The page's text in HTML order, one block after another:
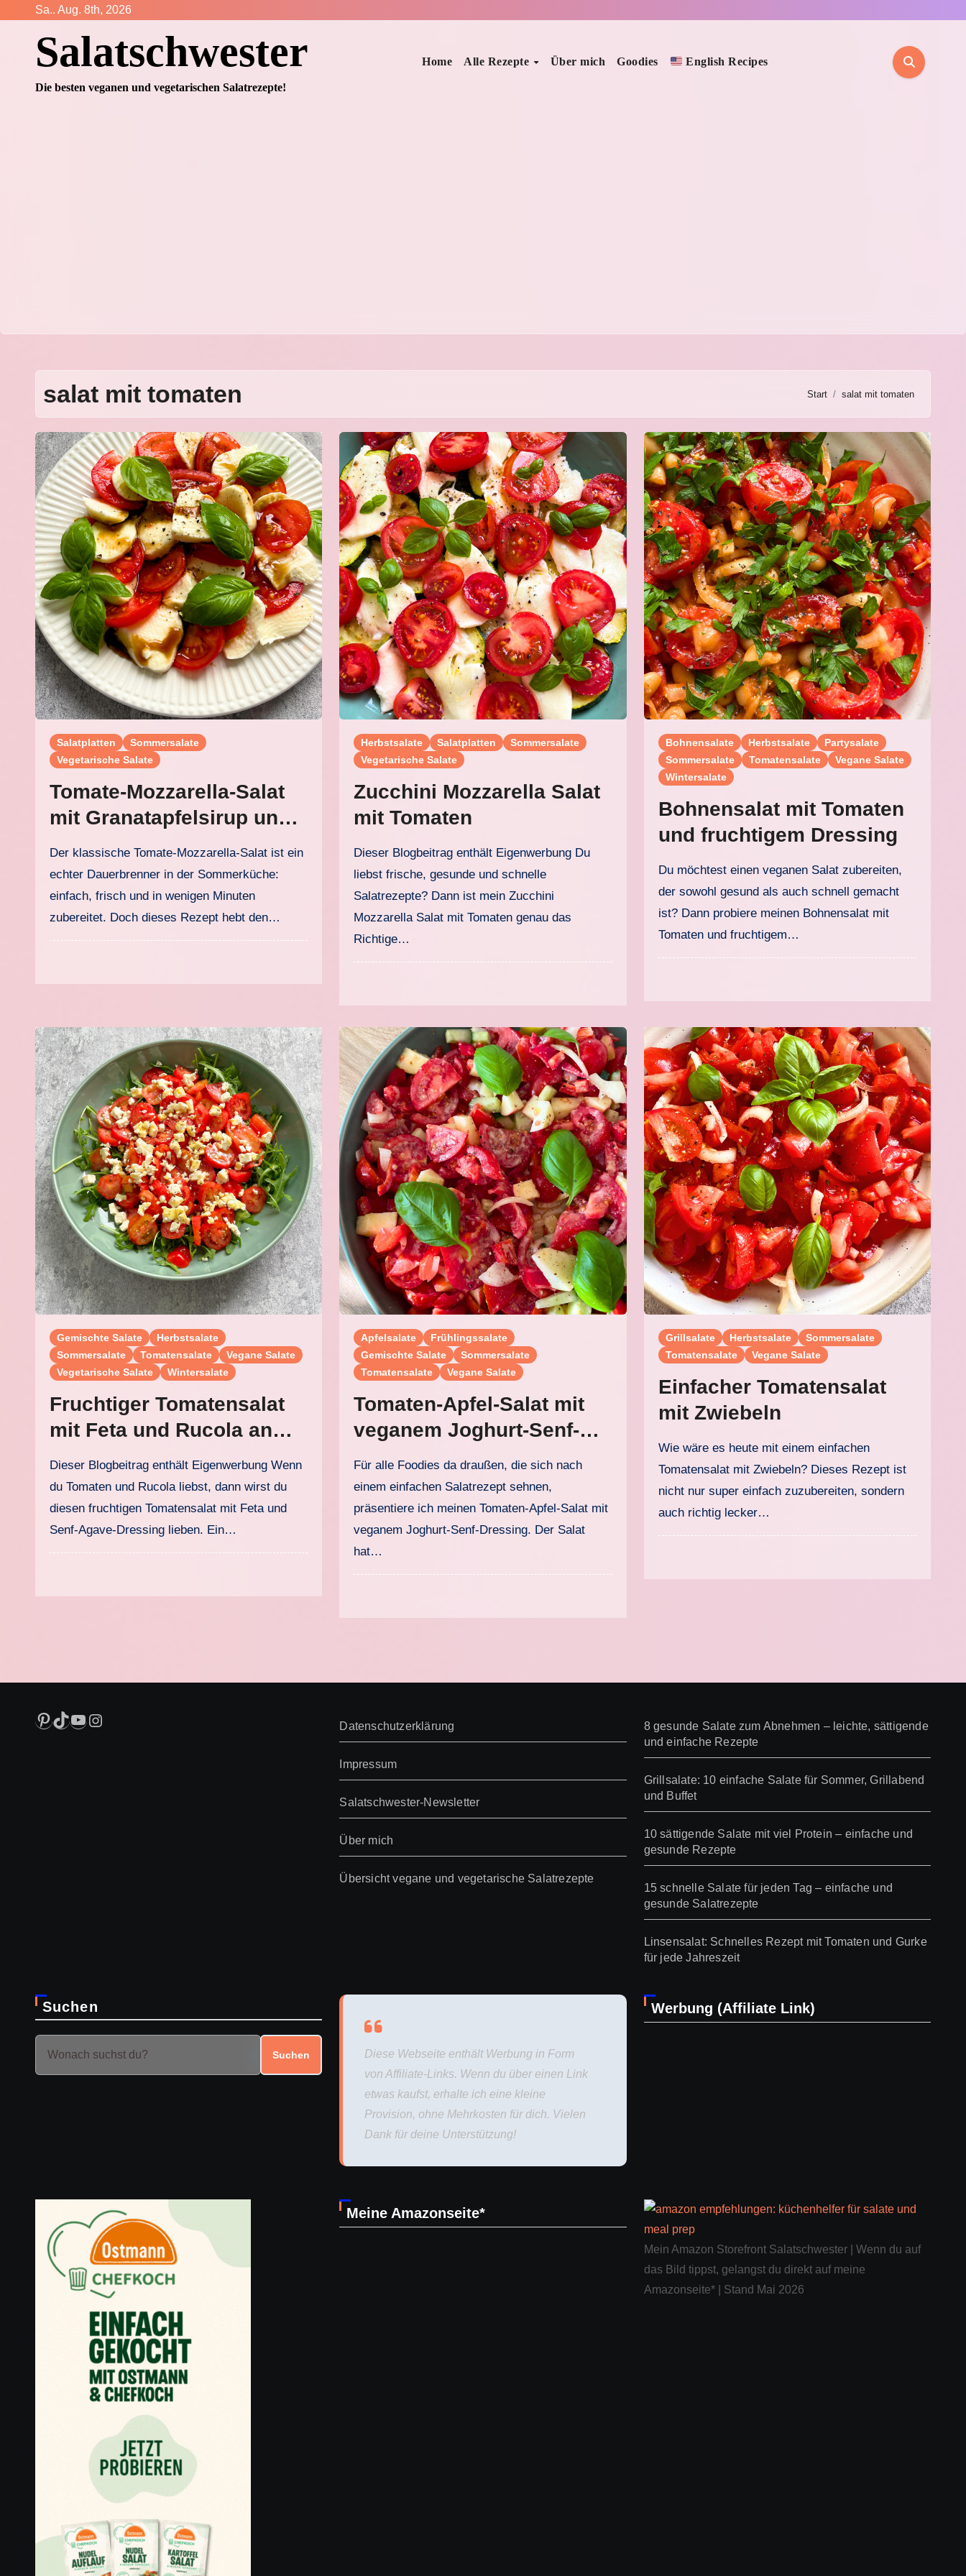
springen
Sa.. Aug. 8th, 2026
Salatschwester
Die besten veganen und vegetarischen Salatrezepte!
Home Alle Rezepte Über mich Goodies English Recipes
salat mit tomaten Start salat mit tomaten
Salatplatten
Sommersalate
Vegetarische Salate
Tomate-Mozzarella-Salat
mit Granatapfelsirup und
Basilikum
Der klassische Tomate-Mozzarella-Salat ist ein
echter Dauerbrenner in der Sommerküche:
einfach, frisch und in wenigen Minuten
zubereitet. Doch dieses Rezept hebt den…
Herbstsalate Salatplatten
Sommersalate
Vegetarische Salate
Zucchini Mozzarella Salat
mit Tomaten
Dieser Blogbeitrag enthält Eigenwerbung Du
liebst frische, gesunde und schnelle
Salatrezepte? Dann ist mein Zucchini
Mozzarella Salat mit Tomaten genau das
Richtige…
Bohnensalate Herbstsalate
Partysalate
Sommersalate
Tomatensalate
Vegane Salate
Wintersalate
Bohnensalat mit Tomaten
und fruchtigem Dressing
Du möchtest einen veganen Salat zubereiten,
der sowohl gesund als auch schnell gemacht
ist? Dann probiere meinen Bohnensalat mit
Tomaten und fruchtigem…
Gemischte Salate
Herbstsalate
Sommersalate
Tomatensalate
Vegane Salate
Vegetarische Salate
Wintersalate
Fruchtiger Tomatensalat
mit Feta und Rucola an
Senf-Agave-Dressing
Dieser Blogbeitrag enthält Eigenwerbung Wenn
du Tomaten und Rucola liebst, dann wirst du
diesen fruchtigen Tomatensalat mit Feta und
Senf-Agave-Dressing lieben. Ein…
Apfelsalate
Frühlingssalate
Gemischte Salate
Sommersalate
Tomatensalate
Vegane Salate
Tomaten-Apfel-Salat mit
veganem Joghurt-Senf-
Dressing
Für alle Foodies da draußen, die sich nach
einem einfachen Salatrezept sehnen,
präsentiere ich meinen Tomaten-Apfel-Salat mit
veganem Joghurt-Senf-Dressing. Der Salat
hat…
Grillsalate Herbstsalate
Sommersalate
Tomatensalate
Vegane Salate
Einfacher Tomatensalat
mit Zwiebeln
Wie wäre es heute mit einem einfachen
Tomatensalat mit Zwiebeln? Dieses Rezept ist
nicht nur super einfach zuzubereiten, sondern
auch richtig lecker…
Pinterest
TikTok
YouTube
Instagram Datenschutzerklärung
Impressum
Salatschwester-Newsletter
Über mich
Übersicht vegane und vegetarische Salatrezepte
8 gesunde Salate zum Abnehmen – leichte, sättigende
und einfache Rezepte
Grillsalate: 10 einfache Salate für Sommer, Grillabend
und Buffet
10 sättigende Salate mit viel Protein – einfache und
gesunde Rezepte
15 schnelle Salate für jeden Tag – einfache und
gesunde Salatrezepte
Linsensalat: Schnelles Rezept mit Tomaten und Gurke
für jede Jahreszeit
Suchen
Suchen
Diese Webseite enthält Werbung in Form
von Affiliate-Links. Wenn du über einen Link
etwas kaufst, erhalte ich eine kleine
Provision, ohne Mehrkosten für dich. Vielen
Dank für deine Unterstützung!
Werbung (Affiliate Link)
Meine Amazonseite*
Mein Amazon Storefront Salatschwester | Wenn du auf
das Bild tippst, gelangst du direkt auf meine
Amazonseite* | Stand Mai 2026